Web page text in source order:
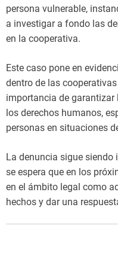
persona vulnerable,
a investigar a fondo las
en la cooperativa.
Este caso pone en
dentro de las
importancia de
los derechos humanos,
personas en situaciones
La denuncia sigue siendo
se espera que en los
en el ámbito legal como
hechos y dar una